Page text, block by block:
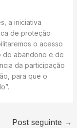
a iniciativa
de proteção
o acesso
do abandono e de
da participação
para que o
Post seguinte →